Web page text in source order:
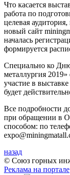
Что касается
работа по
целевая
новый сайт
началась
формируется
Специально ко
металлургия
участие в
будет
Все подробности
при обращении в
способом: по
назад
© Союз горных
Реклама на портале